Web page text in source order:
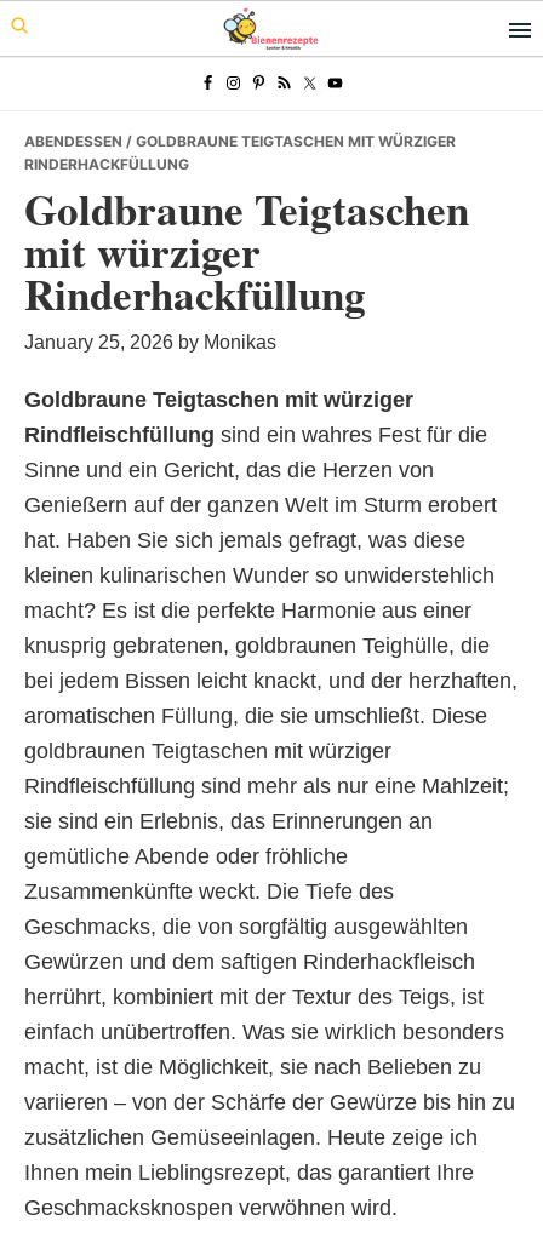
Skip
to
Skip
to
Skip
to
ABENDESSEN / GOLDBRAUNE TEIGTASCHEN MIT WÜRZIGER
RINDERHACKFÜLLUNG
Goldbraune Teigtaschen
mit würziger
Rinderhackfüllung
January 25, 2026 by Monikas
Goldbraune Teigtaschen mit würziger
Rindfleischfüllung sind ein wahres Fest für die
Sinne und ein Gericht, das die Herzen von
Genießern auf der ganzen Welt im Sturm erobert
hat. Haben Sie sich jemals gefragt, was diese
kleinen kulinarischen Wunder so unwiderstehlich
macht? Es ist die perfekte Harmonie aus einer
knusprig gebratenen, goldbraunen Teighülle, die
bei jedem Bissen leicht knackt, und der herzhaften,
aromatischen Füllung, die sie umschließt. Diese
goldbraunen Teigtaschen mit würziger
Rindfleischfüllung sind mehr als nur eine Mahlzeit;
sie sind ein Erlebnis, das Erinnerungen an
gemütliche Abende oder fröhliche
Zusammenkünfte weckt. Die Tiefe des
Geschmacks, die von sorgfältig ausgewählten
Gewürzen und dem saftigen Rinderhackfleisch
herrührt, kombiniert mit der Textur des Teigs, ist
einfach unübertroffen. Was sie wirklich besonders
macht, ist die Möglichkeit, sie nach Belieben zu
variieren – von der Schärfe der Gewürze bis hin zu
zusätzlichen Gemüseeinlagen. Heute zeige ich
Ihnen mein Lieblingsrezept, das garantiert Ihre
Geschmacksknospen verwöhnen wird.